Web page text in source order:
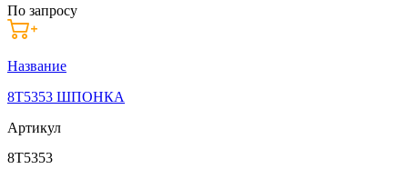
По запросу
Название
8T5353 ШПОНКА
Артикул
8T5353